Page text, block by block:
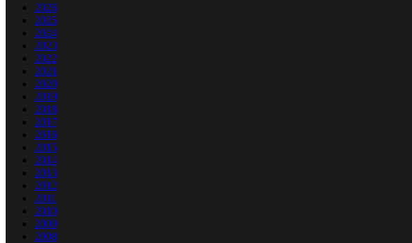
2026
2025
2024
2023
2022
2021
2020
2019
2018
2017
2016
2015
2014
2013
2012
2011
2010
2009
2008